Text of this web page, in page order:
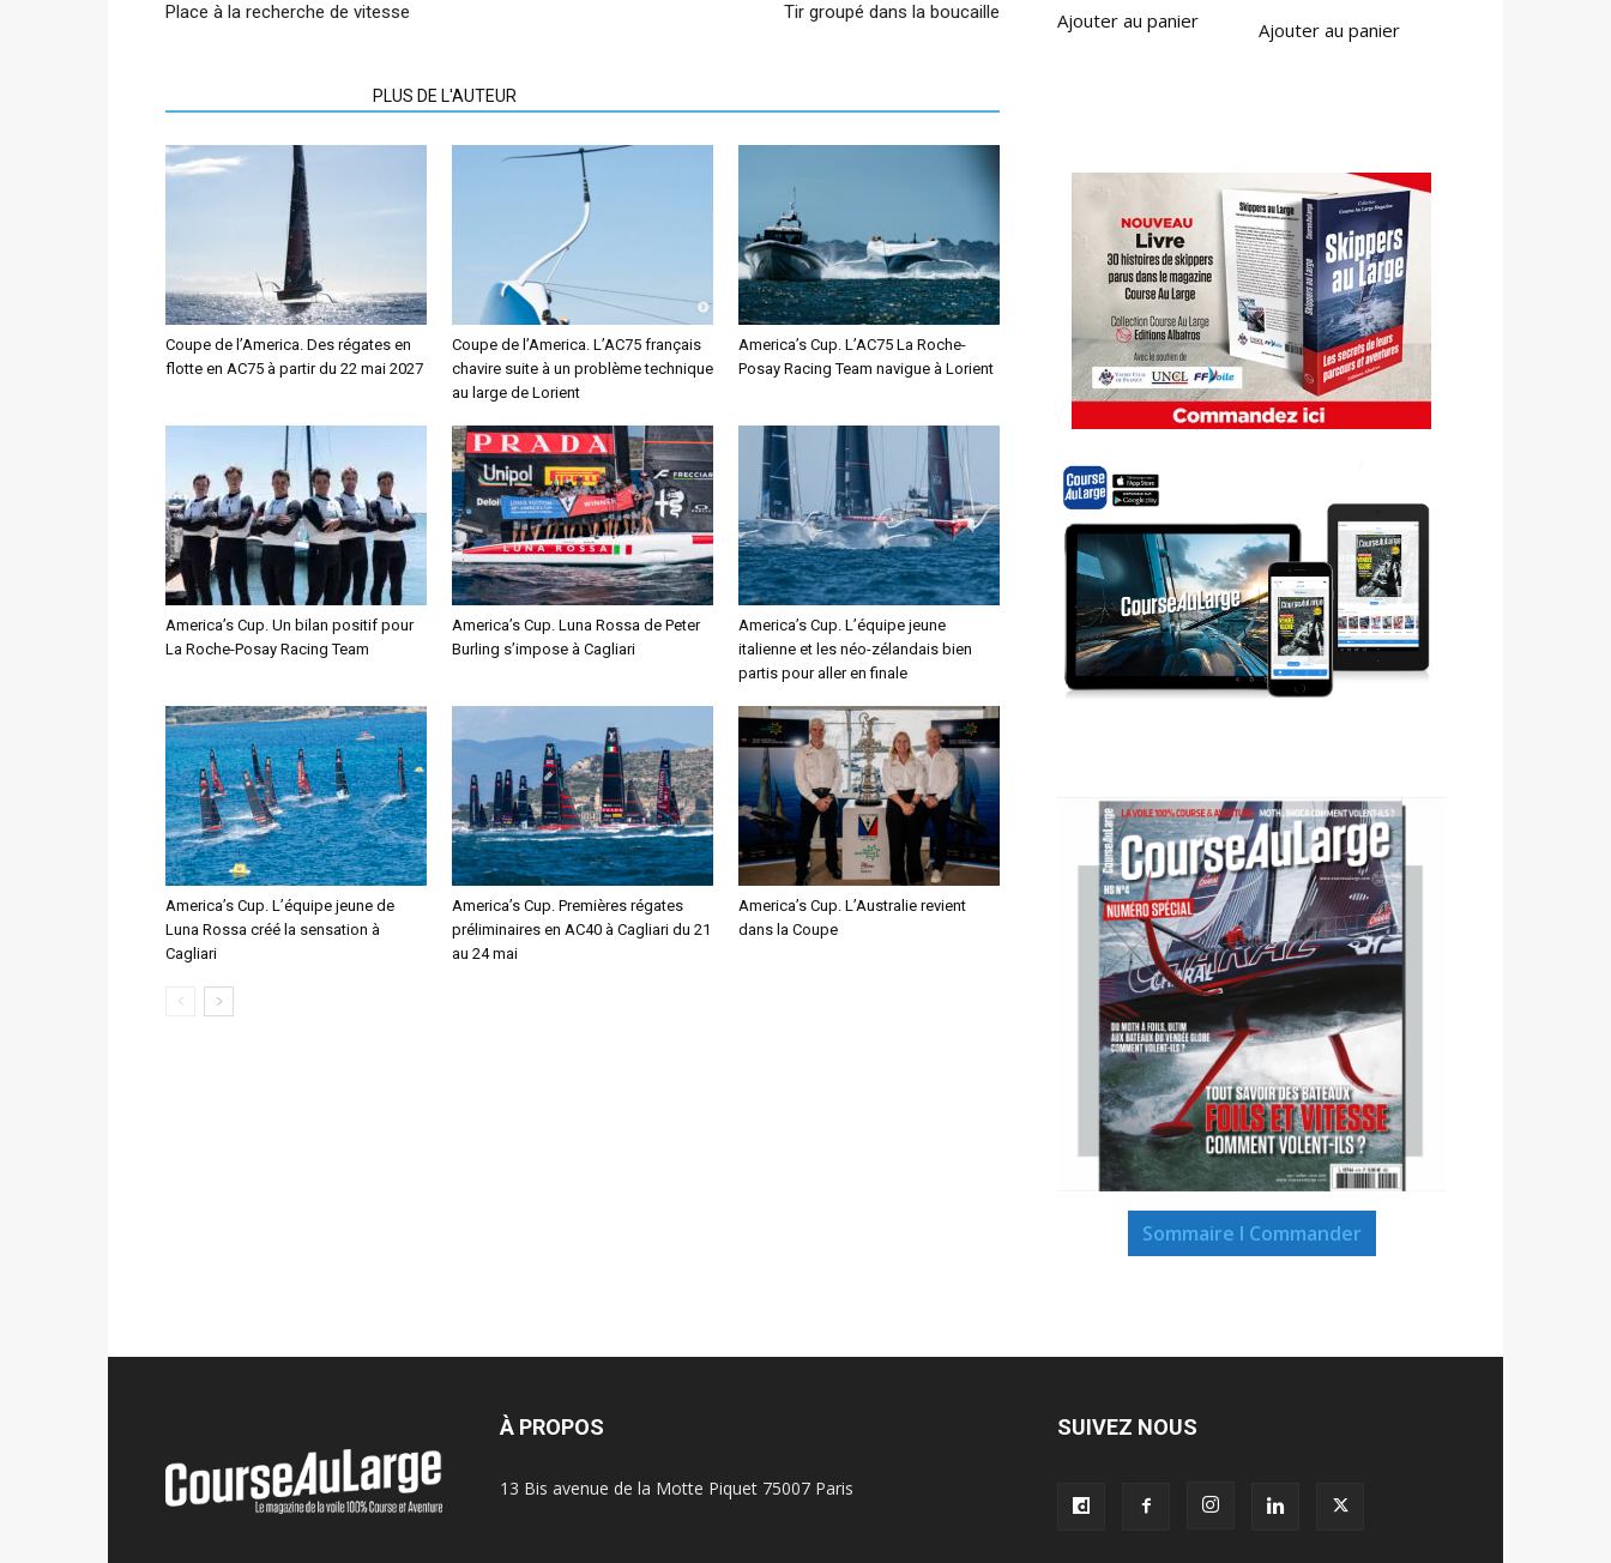
Place à la recherche de vitesse Tir groupé dans la boucaille
PLUS DE L'AUTEUR
Coupe de l’America. Des régates en
flotte en AC75 à partir du 22 mai 2027
Coupe de l’America. L’AC75 français
chavire suite à un problème technique
au large de Lorient
America’s Cup. L’AC75 La Roche-
Posay Racing Team navigue à Lorient
America’s Cup. Un bilan positif pour
La Roche-Posay Racing Team
America’s Cup. Luna Rossa de Peter
Burling s’impose à Cagliari
America’s Cup. L’équipe jeune
italienne et les néo-zélandais bien
partis pour aller en finale
America’s Cup. L’équipe jeune de
Luna Rossa créé la sensation à
Cagliari
America’s Cup. Premières régates
préliminaires en AC40 à Cagliari du 21
au 24 mai
America’s Cup. L’Australie revient
dans la Coupe
Ajouter au panier Ajouter au panier
Sommaire I Commander
À PROPOS
13 Bis avenue de la Motte Piquet 75007 Paris
SUIVEZ NOUS